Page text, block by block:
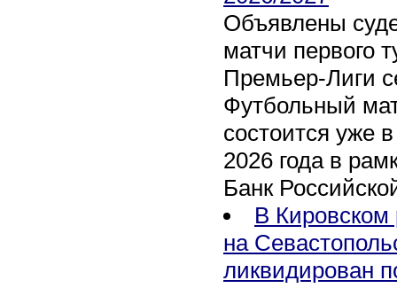
Объявлены
матчи первого
Премьер-Лиги
Футбольный
состоится уже
2026 года в
Банк
В Кировском
на
ликвидирован